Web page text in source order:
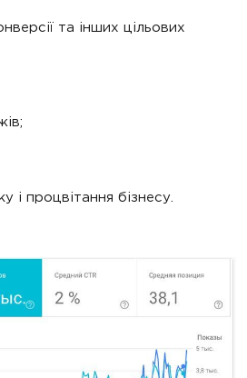
та інших цільових
і процвітання бізнесу.